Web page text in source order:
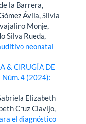
la Barrera,
Ávila, Silvia
Monje,
Silva Rueda,
neonatal
& CIRUGÍA DE
Núm. 4 (2024):
Elizabeth
Cruz Clavijo,
el diagnóstico